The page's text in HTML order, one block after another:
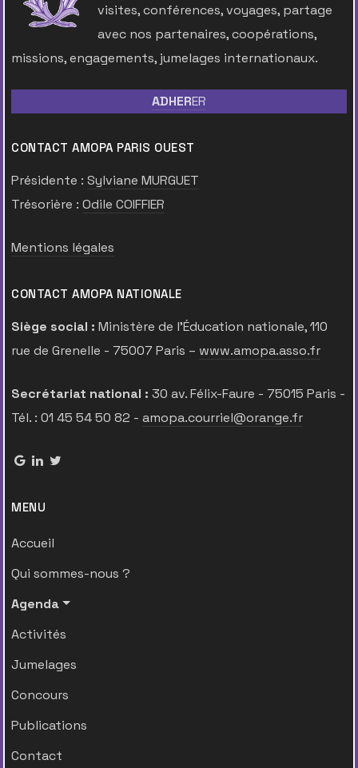
visites, conférences, voyages, partage
avec nos partenaires, coopérations,
missions, engagements, jumelages internationaux.
ADHERER
CONTACT AMOPA PARIS OUEST
Présidente : Sylviane MURGUET
Trésorière : Odile COIFFIER
Mentions légales
CONTACT AMOPA NATIONALE
Siège social : Ministère de l’Éducation nationale, 110
rue de Grenelle - 75007 Paris – www.amopa.asso.fr
Secrétariat national : 30 av. Félix-Faure - 75015 Paris -
Tél. : 01 45 54 50 82 - amopa.courriel@orange.fr
MENU
Accueil
Qui sommes-nous ?
Agenda
Activités
Jumelages
Concours
Publications
Contact